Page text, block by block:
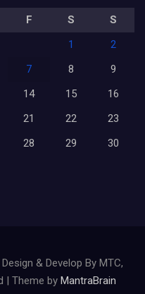
F S
S
1
2
7 8
9
14 15
16
21 22
23
28 29
30
& Develop By MTC,
| Theme by MantraBrain